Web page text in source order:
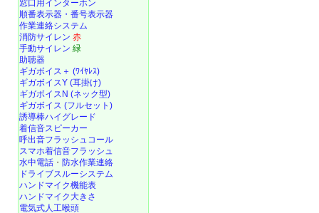
窓口用インターホン
順番表示器・番号表示器
作業連絡システム
消防サイレン 赤
手動サイレン 緑
助聴器
ギガボイス＋ (ﾜｲﾔﾚｽ)
ギガボイスY (耳掛け)
ギガボイスN (ネック型)
ギガボイス (フルセット)
誘導棒ハイグレード
着信音スピーカー
呼出音フラッシュコール
スマホ着信音フラッシュ
水中電話 ・ 防水作業連絡
ドライブスルーシステム
ハンドマイク機能表
ハンドマイク大きさ
電気式人工喉頭